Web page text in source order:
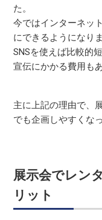
た。
今ではインターネッ
にできるようになり
SNSを使えば比較的
宣伝にかかる費用も
主に上記の理由で、
でも企画しやすくな
展示会でレン
リット